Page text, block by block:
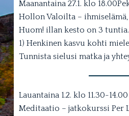
Maanantaina 27.1. klo
Hollon Valoilta – ihmiselämä,
Huom! illan kesto on 3
1) Henkinen kasvu kohti
Tunnista sielusi matka ja
Lauantaina 1.2. klo 11.30-14.00
Meditaatio – jatkokurssi Per